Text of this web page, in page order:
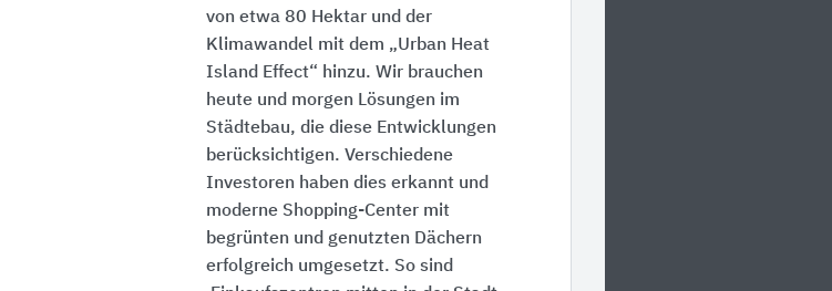
von etwa 80 Hektar und der
Klimawandel mit dem „Urban Heat
Island Effect“ hinzu. Wir brauchen
heute und morgen Lösungen im
Städtebau, die diese Entwicklungen
berücksichtigen. Verschiedene
Investoren haben dies erkannt und
moderne Shopping-Center mit
begrünten und genutzten Dächern
erfolgreich umgesetzt. So sind